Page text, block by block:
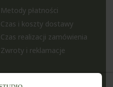
Metody płatności
Czas i koszty dostawy
Czas realizacji zamówienia
Zwroty i reklamacje
Moje konto